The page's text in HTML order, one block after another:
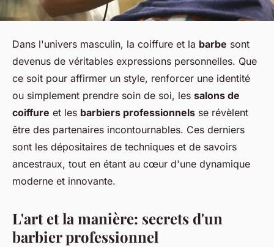
Dans l'univers masculin, la coiffure et la barbe sont
devenus de véritables expressions personnelles. Que
ce soit pour affirmer un style, renforcer une identité
ou simplement prendre soin de soi, les salons de
coiffure et les barbiers professionnels se révèlent
être des partenaires incontournables. Ces derniers
sont les dépositaires de techniques et de savoirs
ancestraux, tout en étant au cœur d'une dynamique
moderne et innovante.
L'art et la manière: secrets d'un
barbier professionnel